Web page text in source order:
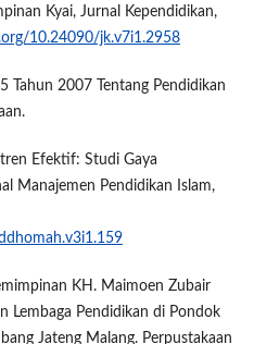
Kyai, Jurnal Kependidikan,
10.24090/jk.v7i1.2958
Tahun 2007 Tentang Pendidikan
Efektif: Studi Gaya
Manajemen Pendidikan Islam,
KH. Maimoen Zubair
Lembaga Pendidikan di Pondok
Jateng Malang. Perpustakaan